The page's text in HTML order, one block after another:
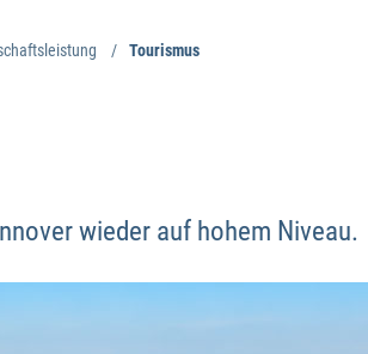
Touris­mus
wieder auf hohem Niveau.